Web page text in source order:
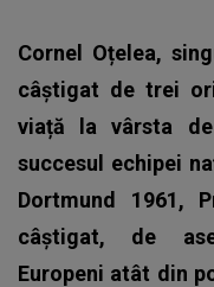
Cornel Oțelea,
câștigat de trei
viață la vârsta
succesul echipei
Dortmund 1961,
câștigat, de
Europeni atât din